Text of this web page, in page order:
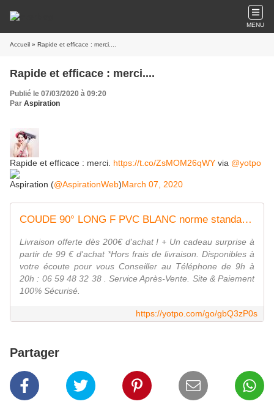
MENU
Accueil » Rapide et efficace : merci....
Rapide et efficace : merci....
Publié le 07/03/2020 à 09:20
Par Aspiration
Rapide et efficace : merci. https://t.co/ZsMOM26qWY via @yotpo
Aspiration (@AspirationWeb)March 07, 2020
COUDE 90° LONG F PVC BLANC norme standard 2 pouces ( pour pvc 50.8mm² pvc blanc )
Livraison offerte dès 200€ d'achat ! + Un cadeau surprise à
partir de 99 € d'achat *Hors frais de livraison. Disponibles à
votre écoute pour vous Conseiller au Téléphone de 9h à
20h : 06 59 48 32 38 . Service Après-Vente. Site & Paiement
100% Sécurisé.
https://yotpo.com/go/gbQ3zP0s
Partager